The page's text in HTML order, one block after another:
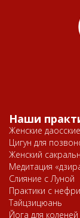
Наши
Женские
Цигун для
Женский
Медитация
Слияние с Луной
Практики с
Тайцзицюань
Йога для коленей